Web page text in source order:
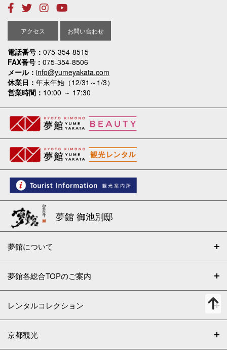
電話番号
075-354-8515
FAX番号
075-354-8506
メール
info@yumeyakata.com
休業日
年末年始（12/31～1/3）
営業時間
10:00 ～ 17:30
アクセス お問い合わせ
夢館 御池別邸
夢館について
夢館各総合TOPのご案内
レンタルコレクション
京都観光